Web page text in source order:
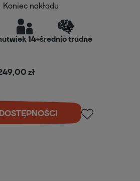
Koniec nakładu
wiek 14+średnio trudne
zł